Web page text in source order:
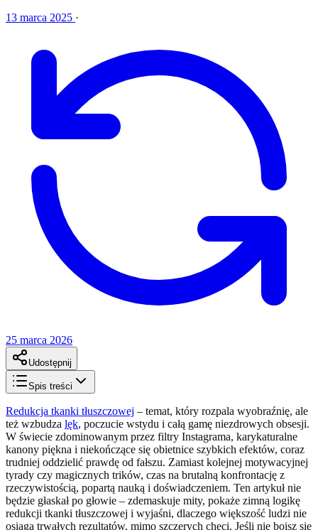
13 marca 2025 ·
25 marca 2026
Udostępnij
Spis treści
Redukcja tkanki tłuszczowej – temat, który rozpala wyobraźnię, ale
też wzbudza lęk, poczucie wstydu i całą gamę niezdrowych obsesji.
W świecie zdominowanym przez filtry Instagrama, karykaturalne
kanony piękna i niekończące się obietnice szybkich efektów, coraz
trudniej oddzielić prawdę od fałszu. Zamiast kolejnej motywacyjnej
tyrady czy magicznych trików, czas na brutalną konfrontację z
rzeczywistością, popartą nauką i doświadczeniem. Ten artykuł nie
będzie głaskał po głowie – zdemaskuje mity, pokaże zimną logikę
redukcji tkanki tłuszczowej i wyjaśni, dlaczego większość ludzi nie
osiąga trwałych rezultatów, mimo szczerych chęci. Jeśli nie boisz się